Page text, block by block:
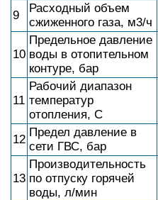
9
Расходный объем
сжиженного газа, м3/ч
10
Предельное давление
воды в отопительном
контуре, бар
11
Рабочий диапазон
температур
отопления, С
12
Предел давление в
сети ГВС, бар
13
Производительность
по отпуску горячей
воды, л/мин